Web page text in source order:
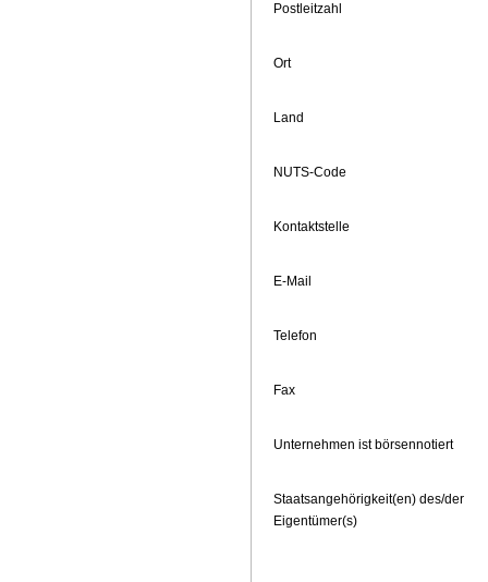
Postleitzahl
Ort
Land
NUTS-Code
Kontaktstelle
E-Mail
Telefon
Fax
Unternehmen ist börsennotiert
Staatsangehörigkeit(en) des/der
Eigentümer(s)